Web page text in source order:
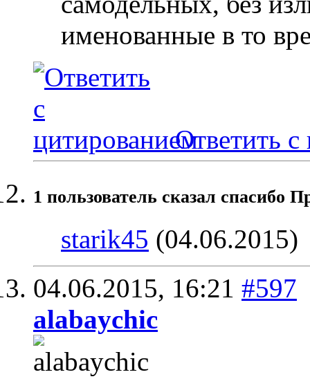
именованные в то
Ответить с
1 пользователь сказал cпасибо
starik45 (04.06.2015)
04.06.2015, 16:21 #597
alabaychic